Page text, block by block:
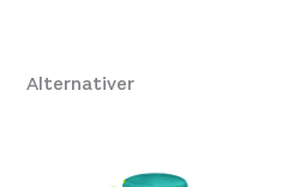
Alternativer